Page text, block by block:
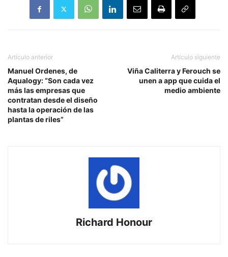
Artículo anterior
Manuel Ordenes, de
Aqualogy: “Son cada vez
más las empresas que
contratan desde el diseño
hasta la operación de las
plantas de riles”
Artículo siguiente
Viña Caliterra y Ferouch se
unen a app que cuida el
medio ambiente
Richard Honour